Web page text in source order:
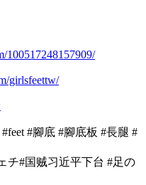
100517248157909/
girlsfeettw/
#腳底 #腳底板 #長腿 #
チ#国贼习近平下台 #足の